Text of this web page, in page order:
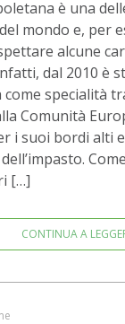
è una
mondo e, per
alcune
dal 2010 è
specialità
Comunità
i suoi bordi alti
[…]
CONTINUA A